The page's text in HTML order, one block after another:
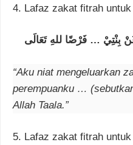
4. Lafaz zakat fitrah
ﺑِﻨْﺘِﻲْ … ﻓَﺮْﺿًﺎ ﻟﻠﻪِ ﺗَﻌَﺎﻟَﻰ
“Aku niat mengeluarkan
perempuanku …
Allah Taala.”
5. Lafaz zakat fitrah